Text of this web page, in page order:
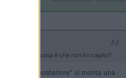
asse; cosa è che non ho capito?
posteriore" si monta una